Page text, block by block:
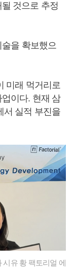
것으로 추정
을 확보했으
미래 먹거리로
이다. 현재 삼
서 실적 부진을
유 황 팩토리얼 에